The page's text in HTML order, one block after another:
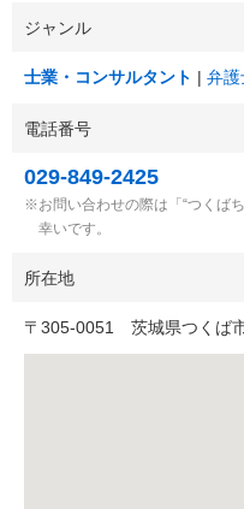
ジャンル
士業・コンサルタント 弁護
電話番号
029-849-2425
お問い合わせの際は「“つくば
幸いです。
所在地
〒 305-0051 茨城県つくば